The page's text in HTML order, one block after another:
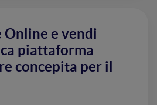
e vendi
piattaforma
concepita per il